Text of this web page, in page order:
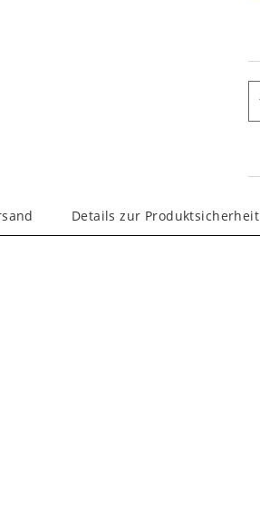
Details zur Produktsicherheit